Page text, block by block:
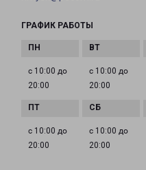
ГРАФИК РАБОТЫ
с 10:00 до
20:00
с 10:00 до
20:00
с 10:00 до
20:00
с 10:00 до
20:00